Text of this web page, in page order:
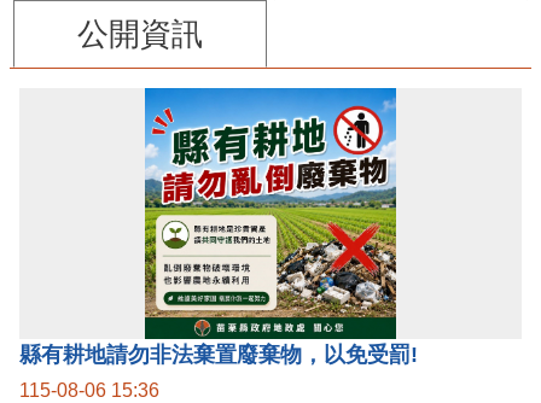
公開資訊
縣有耕地請勿非法棄置廢棄物，以免受罰!
115-08-06 15:36